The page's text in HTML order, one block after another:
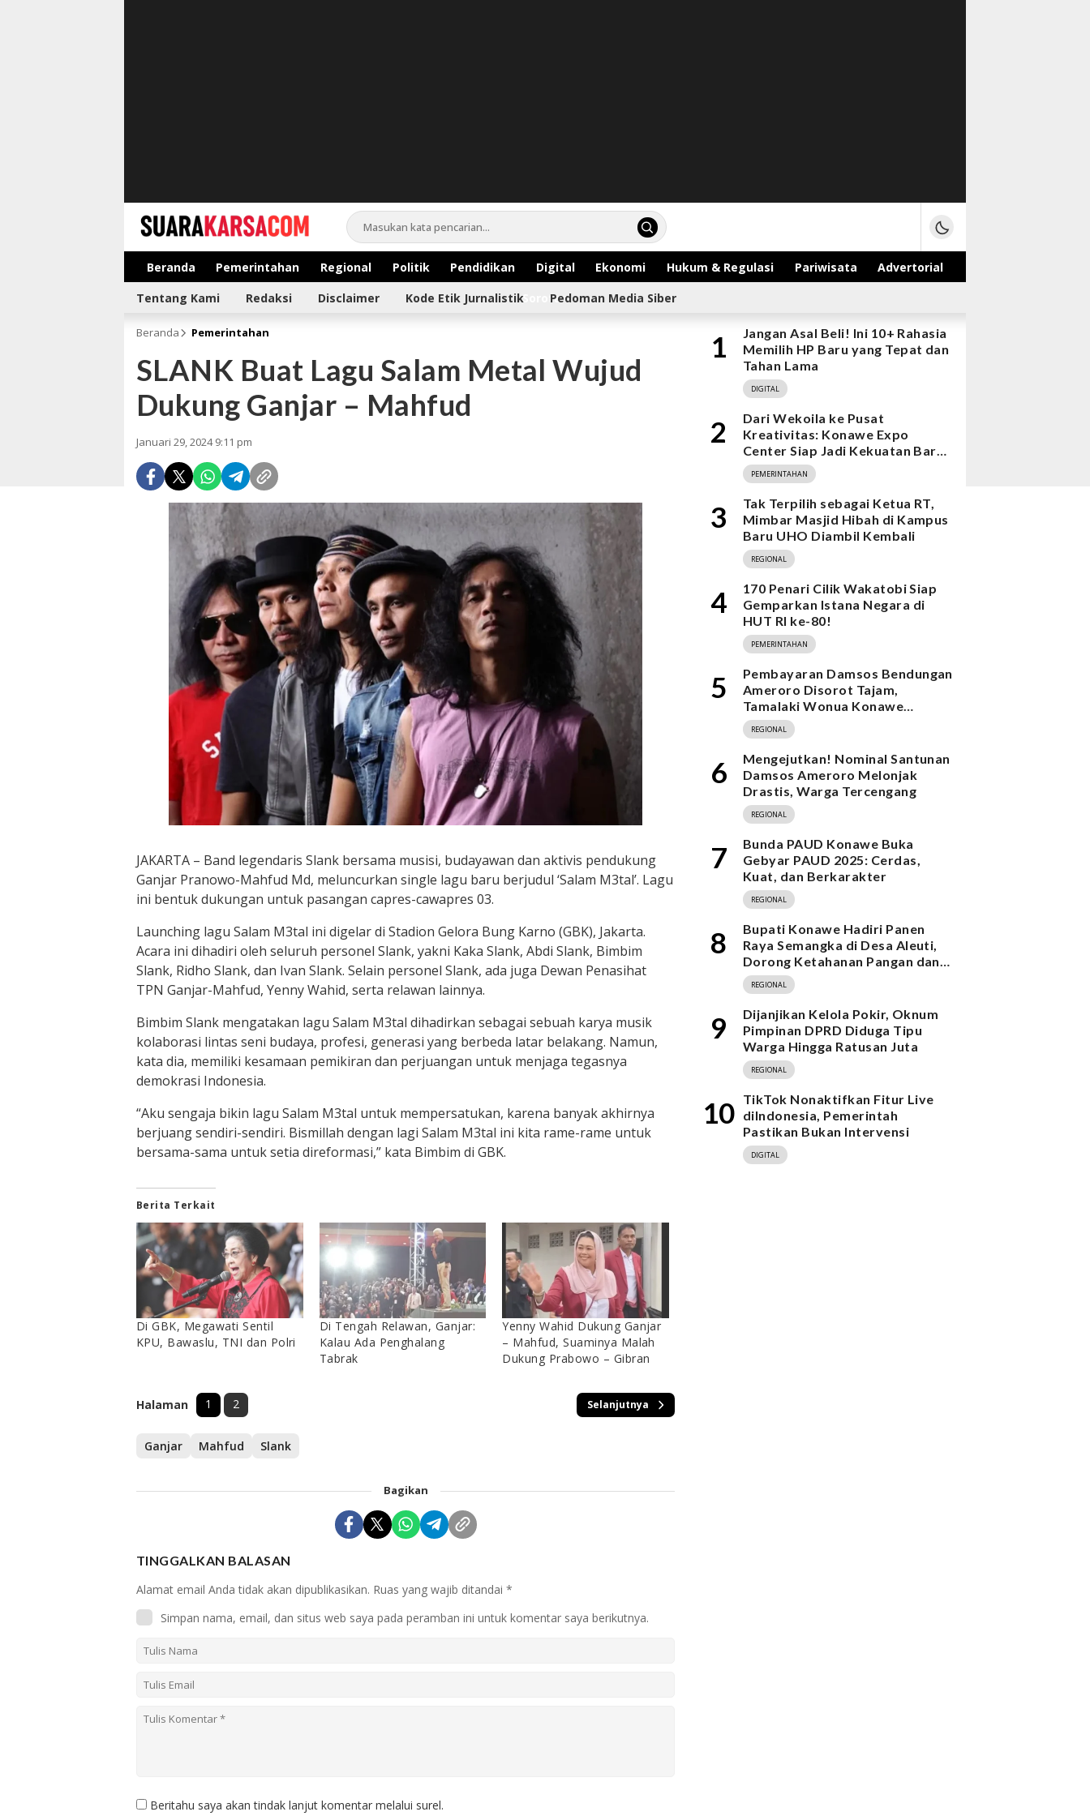
suarakarsa.com
Informasi terpercaya
Beranda Pemerintahan Regional Politik Pendidikan Digital Ekonomi Hukum & Regulasi Pariwisata
Advertorial
Sorotan
Tentang Kami Redaksi Disclaimer Kode Etik Jurnalistik Pedoman Media Siber
Beranda Pemerintahan
SLANK Buat Lagu Salam Metal Wujud
Dukung Ganjar – Mahfud
Januari 29, 2024 9:11 pm
JAKARTA – Band legendaris Slank bersama musisi, budayawan dan aktivis pendukung
Ganjar Pranowo-Mahfud Md, meluncurkan single lagu baru berjudul ‘Salam M3tal’. Lagu
ini bentuk dukungan untuk pasangan capres-cawapres 03.
Launching lagu Salam M3tal ini digelar di Stadion Gelora Bung Karno (GBK), Jakarta.
Acara ini dihadiri oleh seluruh personel Slank, yakni Kaka Slank, Abdi Slank, Bimbim
Slank, Ridho Slank, dan Ivan Slank. Selain personel Slank, ada juga Dewan Penasihat
TPN Ganjar-Mahfud, Yenny Wahid, serta relawan lainnya.
Bimbim Slank mengatakan lagu Salam M3tal dihadirkan sebagai sebuah karya musik
kolaborasi lintas seni budaya, profesi, generasi yang berbeda latar belakang. Namun,
kata dia, memiliki kesamaan pemikiran dan perjuangan untuk menjaga tegasnya
demokrasi Indonesia.
“Aku sengaja bikin lagu Salam M3tal untuk mempersatukan, karena banyak akhirnya
berjuang sendiri-sendiri. Bismillah dengan lagi Salam M3tal ini kita rame-rame untuk
bersama-sama untuk setia direformasi,” kata Bimbim di GBK.
Berita Terkait
Di GBK, Megawati Sentil
KPU, Bawaslu, TNI dan Polri
Di Tengah Relawan, Ganjar:
Kalau Ada Penghalang
Tabrak
Yenny Wahid Dukung Ganjar
– Mahfud, Suaminya Malah
Dukung Prabowo – Gibran
Halaman 1 2 Selanjutnya
Ganjar Mahfud Slank
Bagikan
TINGGALKAN BALASAN
Alamat email Anda tidak akan dipublikasikan. Ruas yang wajib ditandai *
Simpan nama, email, dan situs web saya pada peramban ini untuk komentar saya berikutnya.
Beritahu saya akan tindak lanjut komentar melalui surel.
1
Jangan Asal Beli! Ini 10+ Rahasia
Memilih HP Baru yang Tepat dan
Tahan Lama
DIGITAL
2
Dari Wekoila ke Pusat
Kreativitas: Konawe Expo
Center Siap Jadi Kekuatan Baru
Ekonomi
PEMERINTAHAN
3
Tak Terpilih sebagai Ketua RT,
Mimbar Masjid Hibah di Kampus
Baru UHO Diambil Kembali
REGIONAL
4
170 Penari Cilik Wakatobi Siap
Gemparkan Istana Negara di
HUT RI ke-80!
PEMERINTAHAN
5
Pembayaran Damsos Bendungan
Ameroro Disorot Tajam,
Tamalaki Wonua Konawe
Ungkap Dugaan Ketidakberesan
REGIONAL
6
Mengejutkan! Nominal Santunan
Damsos Ameroro Melonjak
Drastis, Warga Tercengang
REGIONAL
7
Bunda PAUD Konawe Buka
Gebyar PAUD 2025: Cerdas,
Kuat, dan Berkarakter
REGIONAL
8
Bupati Konawe Hadiri Panen
Raya Semangka di Desa Aleuti,
Dorong Ketahanan Pangan dan
Program MBG
REGIONAL
9
Dijanjikan Kelola Pokir, Oknum
Pimpinan DPRD Diduga Tipu
Warga Hingga Ratusan Juta
REGIONAL
10 TikTok Nonaktifkan Fitur Live
diIndonesia, Pemerintah
Pastikan Bukan Intervensi
DIGITAL